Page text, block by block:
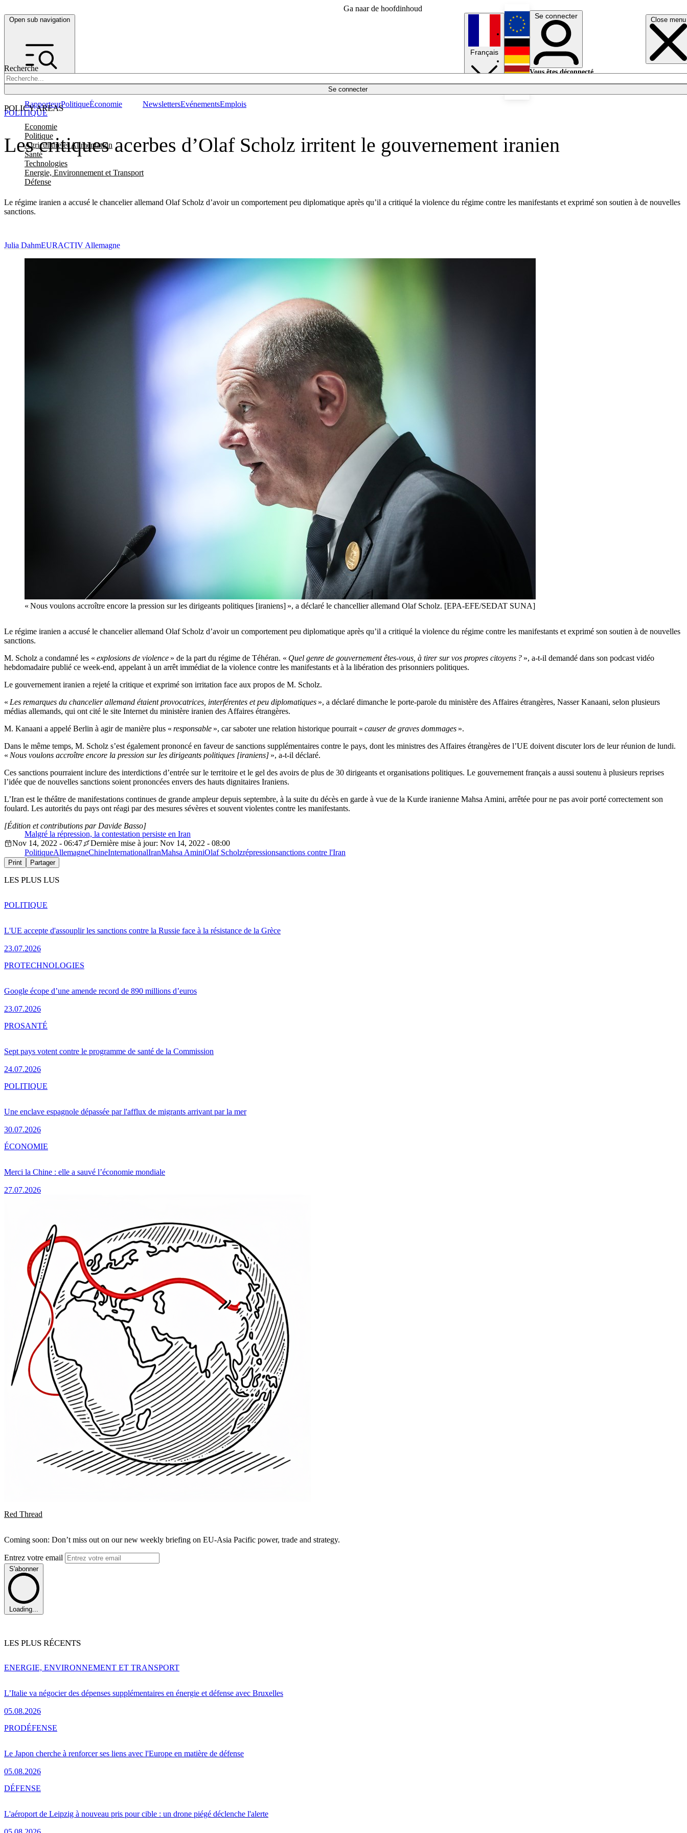
Ga naar de hoofdinhoud
Open sub navigation Close menu
Recherche
Se connecter
POLICY AREAS
Economie
Politique
Agriculture et Alimentation
Santé
Technologies
Energie, Environnement et Transport
Défense
RapporteurPolitiqueÉconomie NewslettersEvénementsEmplois
Français
English
Deutsch
Se connecter
Vous êtes déconnecté.
Les critiques acerbes d’Olaf Scholz irritent le gouvernement iranien
Le régime iranien a accusé le chancelier allemand Olaf Scholz d’avoir un comportement peu diplomatique après qu’il a critiqué la violence du régime contre les manifestants et exprimé son soutien à de nouvelles
sanctions.
POLITIQUE
Julia DahmEURACTIV Allemagne
« Nous voulons accroître encore la pression sur les dirigeants politiques [iraniens] », a déclaré le chancellier allemand Olaf Scholz. [EPA-EFE/SEDAT SUNA]
Le régime iranien a accusé le chancelier allemand Olaf Scholz d’avoir un comportement peu diplomatique après qu’il a critiqué la violence du régime contre les manifestants et exprimé son soutien à de nouvelles
sanctions.
M. Scholz a condamné les « explosions de violence » de la part du régime de Téhéran. « Quel genre de gouvernement êtes-vous, à tirer sur vos propres citoyens ? », a-t-il demandé dans son podcast vidéo
hebdomadaire publié ce week-end, appelant à un arrêt immédiat de la violence contre les manifestants et à la libération des prisonniers politiques.
Le gouvernement iranien a rejeté la critique et exprimé son irritation face aux propos de M. Scholz.
« Les remarques du chancelier allemand étaient provocatrices, interférentes et peu diplomatiques », a déclaré dimanche le porte-parole du ministère des Affaires étrangères, Nasser Kanaani, selon plusieurs
médias allemands, qui ont cité le site Internet du ministère iranien des Affaires étrangères.
M. Kanaani a appelé Berlin à agir de manière plus « responsable », car saboter une relation historique pourrait « causer de graves dommages ».
Dans le même temps, M. Scholz s’est également prononcé en faveur de sanctions supplémentaires contre le pays, dont les ministres des Affaires étrangères de l’UE doivent discuter lors de leur réunion de lundi.
« Nous voulons accroître encore la pression sur les dirigeants politiques [iraniens] », a-t-il déclaré.
Ces sanctions pourraient inclure des interdictions d’entrée sur le territoire et le gel des avoirs de plus de 30 dirigeants et organisations politiques. Le gouvernement français a aussi soutenu à plusieurs reprises
l’idée que de nouvelles sanctions soient prononcées envers des hauts dignitaires Iraniens.
L’Iran est le théâtre de manifestations continues de grande ampleur depuis septembre, à la suite du décès en garde à vue de la Kurde iranienne Mahsa Amini, arrêtée pour ne pas avoir porté correctement son
foulard. Les autorités du pays ont réagi par des mesures sévères et souvent violentes contre les manifestants.
Malgré la répression, la contestation persiste en Iran
[Édition et contributions par Davide Basso]
Nov 14, 2022 - 06:47
Dernière mise à jour: Nov 14, 2022 - 08:00
PolitiqueAllemagneChineInternationalIranMahsa AminiOlaf Scholzrépressionsanctions contre l'Iran
Print Partager
LES PLUS LUS
L'UE accepte d'assouplir les sanctions contre la Russie face à la résistance de la Grèce
23.07.2026
POLITIQUE
Google écope d’une amende record de 890 millions d’euros
23.07.2026
PROTECHNOLOGIES
Sept pays votent contre le programme de santé de la Commission
24.07.2026
PROSANTÉ
Une enclave espagnole dépassée par l'afflux de migrants arrivant par la mer
30.07.2026
POLITIQUE
Merci la Chine : elle a sauvé l’économie mondiale
27.07.2026
ÉCONOMIE
Red Thread
Coming soon: Don’t miss out on our new weekly briefing on EU-Asia Pacific power, trade and strategy.
Entrez votre email
S'abonner
Loading...
LES PLUS RÉCENTS
L’Italie va négocier des dépenses supplémentaires en énergie et défense avec Bruxelles
05.08.2026
ENERGIE, ENVIRONNEMENT ET TRANSPORT
Le Japon cherche à renforcer ses liens avec l'Europe en matière de défense
05.08.2026
PRODÉFENSE
L'aéroport de Leipzig à nouveau pris pour cible : un drone piégé déclenche l'alerte
DÉFENSE